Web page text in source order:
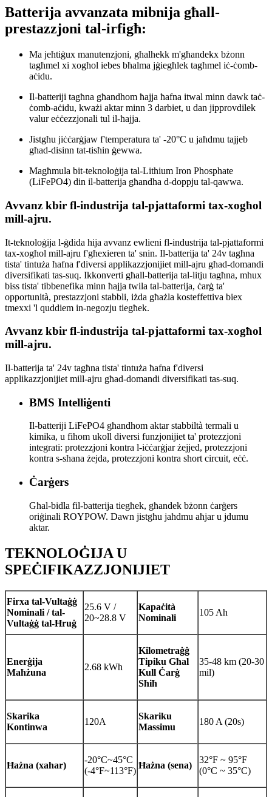
Batterija avvanzata mibnija għall-
prestazzjoni tal-irfigħ:
Ma jeħtiġux manutenzjoni, għalhekk m'għandekx bżonn
tagħmel xi xogħol iebes bħalma jġiegħlek tagħmel iċ-ċomb-
aċidu.
Il-batteriji tagħna għandhom ħajja ħafna itwal minn dawk taċ-
ċomb-aċidu, kważi aktar minn 3 darbiet, u dan jipprovdilek
valur eċċezzjonali tul il-ħajja.
Jistgħu jiċċarġjaw f'temperatura ta' -20°C u jaħdmu tajjeb
għad-disinn tat-tisħin ġewwa.
Magħmula bit-teknoloġija tal-Lithium Iron Phosphate
(LiFePO4) din il-batterija għandha d-doppju tal-qawwa.
Avvanz kbir fl-industrija tal-pjattaformi tax-xogħol
mill-ajru.
It-teknoloġija l-ġdida hija avvanz ewlieni fl-industrija tal-pjattaformi
tax-xogħol mill-ajru f'għexieren ta' snin. Il-batterija ta' 24v tagħna
tista' tintuża ħafna f'diversi applikazzjonijiet mill-ajru għad-domandi
diversifikati tas-suq. Ikkonverti għall-batterija tal-litju tagħna, mhux
biss tista' tibbenefika minn ħajja twila tal-batterija, ċarġ ta'
opportunità, prestazzjoni stabbli, iżda għażla kosteffettiva biex
tmexxi 'l quddiem in-negozju tiegħek.
Avvanz kbir fl-industrija tal-pjattaformi tax-xogħol
mill-ajru.
Il-batterija ta' 24v tagħna tista' tintuża ħafna f'diversi
applikazzjonijiet mill-ajru għad-domandi diversifikati tas-suq.
BMS Intelliġenti
Il-batteriji LiFePO4 għandhom aktar stabbiltà termali u
kimika, u fihom ukoll diversi funzjonijiet ta' protezzjoni
integrati: protezzjoni kontra l-iċċarġjar żejjed, protezzjoni
kontra s-sħana żejda, protezzjoni kontra short circuit, eċċ.
Ċarġers
Għal-bidla fil-batterija tiegħek, għandek bżonn ċarġers
oriġinali ROYPOW. Dawn jistgħu jaħdmu aħjar u jdumu
aktar.
TEKNOLOĠIJA U
SPEĊIFIKAZZJONIJIET
Firxa tal-Vultaġġ
Nominali / tal-
Vultaġġ tal-Ħruġ
25.6 V /
20~28.8 V
Kapaċità
Nominali
105 Ah
Enerġija
Maħżuna
2.68 kWh
Kilometraġġ
Tipiku Għal
Kull Ċarġ
Sħiħ
35-48 km (20-30
mil)
Skarika
Kontinwa
120A
Skariku
Massimu
180 A (20s)
Ħażna (xahar)
-20°C~45°C
(-4°F~113°F)
Ħażna (sena)
32°F ~ 95°F
(0°C ~ 35°C)